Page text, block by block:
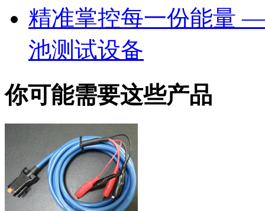
精准掌控每一份能量
池测试设备
你可能需要这些产品